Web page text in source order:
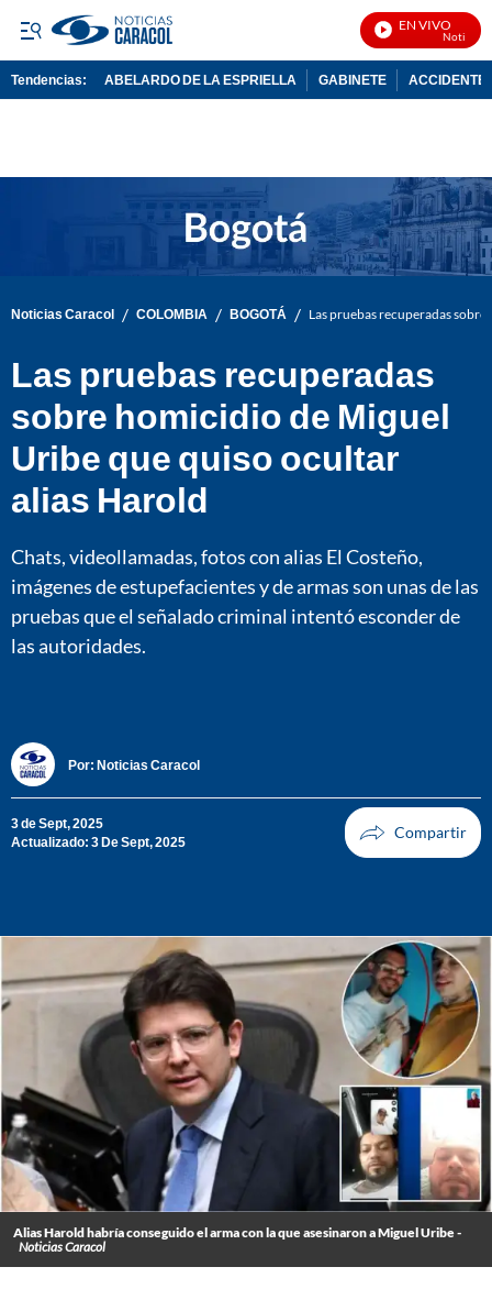
EN VIVO
Noticias
Tendencias: ABELARDO DE LA ESPRIELLA GABINETE ACCIDENTE
Noticias Caracol / COLOMBIA / BOGOTÁ / Las pruebas recuperadas
Las pruebas recuperadas
sobre homicidio de Miguel
Uribe que quiso ocultar
alias Harold
Chats, videollamadas, fotos con alias El Costeño,
imágenes de estupefacientes y de armas son unas de las
pruebas que el señalado criminal intentó esconder de
las autoridades.
Por: Noticias Caracol
3 de Sept, 2025
Actualizado: 3 De Sept, 2025
Alias Harold habría conseguido el arma con la que asesinaron a Miguel Uribe -
Noticias Caracol